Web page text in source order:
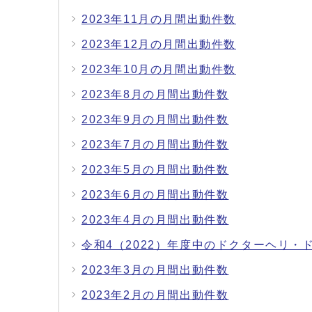
2023年11月の月間出動件数
2023年12月の月間出動件数
2023年10月の月間出動件数
2023年8月の月間出動件数
2023年9月の月間出動件数
2023年7月の月間出動件数
2023年5月の月間出動件数
2023年6月の月間出動件数
2023年4月の月間出動件数
令和4（2022）年度中のドクターヘリ・
2023年3月の月間出動件数
2023年2月の月間出動件数